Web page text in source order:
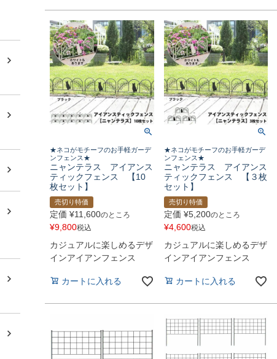
★ネコがモチーフのお手軽ガーデ
ンフェンス★
ニャンテラス アイアンス
ティックフェンス 【10
枚セット】
売切り特価
定価 ¥11,600のところ
¥9,800税込
カジュアルに楽しめるデザ
インアイアンフェンス
カートに入れる
★ネコがモチーフのお手軽ガーデ
ンフェンス★
ニャンテラス アイアンス
ティックフェンス 【３枚
セット】
売切り特価
定価 ¥5,200のところ
¥4,600税込
カジュアルに楽しめるデザ
インアイアンフェンス
カートに入れる